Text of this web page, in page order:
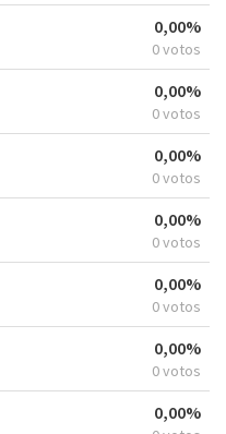
0,00%
0 votos
0,00%
0 votos
0,00%
0 votos
0,00%
0 votos
0,00%
0 votos
0,00%
0 votos
0,00%